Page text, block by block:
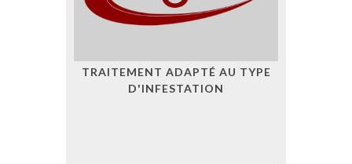
TRAITEMENT ADAPTÉ AU TYPE
D'INFESTATION